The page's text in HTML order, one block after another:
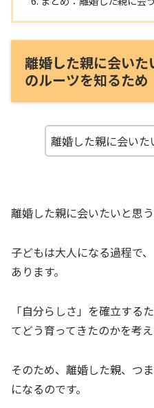
離婚した親に会い
のルーツを知るため
離婚した親に会いた
離婚した親に会いたいと思
子どもは大人になる過程で、
あります。
「自分らしさ」を確立する
てどう育ってきたのかを考え
そのため、離婚した親、つ
になるのです。